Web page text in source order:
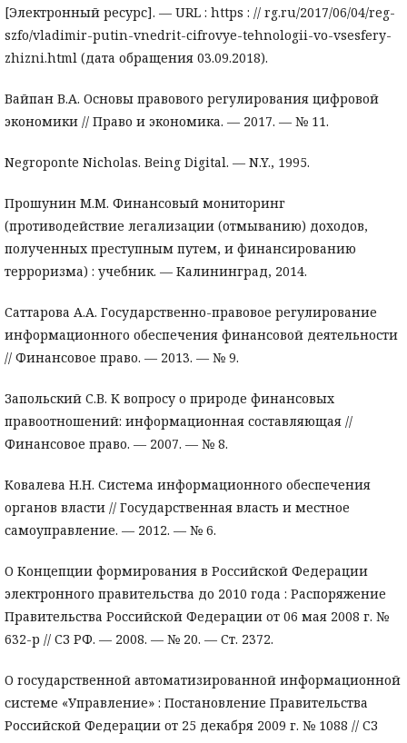
[Электронный ресурс]. — URL : https : // rg.ru/2017/06/04/reg-
szfo/vladimir-putin-vnedrit-cifrovye-tehnologii-vo-vsesfery-
zhizni.html (дата обращения 03.09.2018).
Вайпан В.А. Основы правового регулирования цифровой
экономики // Право и экономика. — 2017. — № 11.
Negroponte Nicholas. Being Digital. — N.Y., 1995.
Прошунин М.М. Финансовый мониторинг
(противодействие легализации (отмыванию) доходов,
полученных преступным путем, и финансированию
терроризма) : учебник. — Калининград, 2014.
Саттарова А.А. Государственно-правовое регулирование
информационного обеспечения финансовой деятельности
// Финансовое право. — 2013. — № 9.
Запольский С.В. К вопросу о природе финансовых
правоотношений: информационная составляющая //
Финансовое право. — 2007. — № 8.
Ковалева Н.Н. Система информационного обеспечения
органов власти // Государственная власть и местное
самоуправление. — 2012. — № 6.
О Концепции формирования в Российской Федерации
электронного правительства до 2010 года : Распоряжение
Правительства Российской Федерации от 06 мая 2008 г. №
632-р // СЗ РФ. — 2008. — № 20. — Ст. 2372.
О государственной автоматизированной информационной
системе «Управление» : Постановление Правительства
Российской Федерации от 25 декабря 2009 г. № 1088 // СЗ